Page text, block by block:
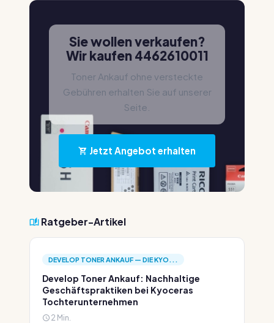
Sie wollen verkaufen?
Wir kaufen 4462610011
Toner Ankauf ohne versteckte
Gebühren erhalten Sie auf unserer
Seite.
Jetzt Angebot erhalten
Ratgeber-Artikel
DEVELOP TONER ANKAUF — DIE KYO...
Develop Toner Ankauf: Nachhaltige
Geschäftspraktiken bei Kyoceras
Tochterunternehmen
2 Min.